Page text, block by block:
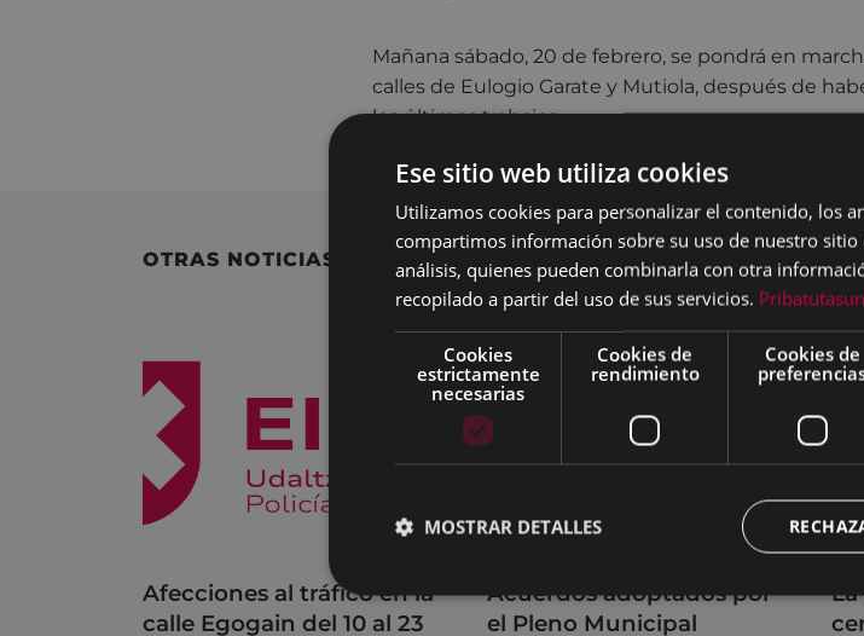
Mañana sábado, 20 de febrero, se pondrá en
calles de Eulogio Garate y Mutiola, después de
los últimos trabajos.
OTRAS NOTICIAS
Afecciones al tráfico en la
calle Egogain del 10 al 23
Acuerdos adoptados por
el Pleno Municipal
Ese sitio web utiliza cookies
Utilizamos cookies para personalizar el contenido, los
compartimos información sobre su uso de nuestro
análisis, quienes pueden combinarla con otra
recopilado a partir del uso de sus servicios.
Cookies
estrictamente
necesarias
Cookies de
rendimiento
Cookies de
MOSTRAR DETALLES